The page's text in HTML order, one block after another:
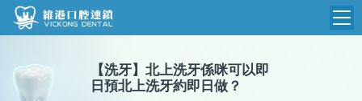
維港首頁
【洗牙】 北上洗牙係咪可以即
日預北上洗牙約即日做？